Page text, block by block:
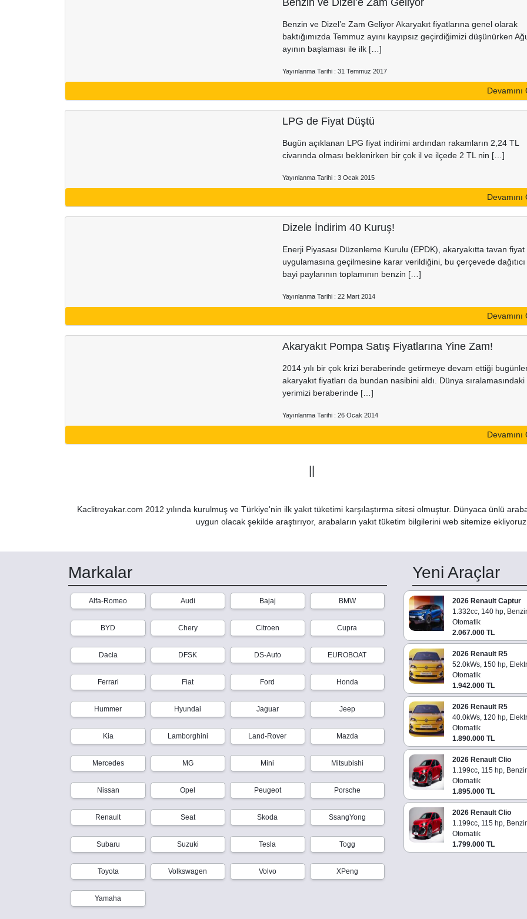
Benzin ve Dizel’e Zam Geliyor
Benzin ve Dizel’e Zam Geliyor Akaryakıt fiyatlarına genel olarak
baktığımızda Temmuz ayını kayıpsız geçirdiğimizi düşünürken
ayının başlaması ile ilk […]
Yayınlanma Tarihi : 31 Temmuz 2017
Devamını
LPG de Fiyat Düştü
Bugün açıklanan LPG fiyat indirimi ardından rakamların 2,24 TL
civarında olması beklenirken bir çok il ve ilçede 2 TL nin […]
Yayınlanma Tarihi : 3 Ocak 2015
Devamını
Dizele İndirim 40 Kuruş!
Enerji Piyasası Düzenleme Kurulu (EPDK), akaryakıtta tavan fiyat
uygulamasına geçilmesine karar verildiğini, bu çerçevede
bayi paylarının toplamının benzin […]
Yayınlanma Tarihi : 22 Mart 2014
Devamını
Akaryakıt Pompa Satış Fiyatlarına Yine Zam!
2014 yılı bir çok krizi beraberinde getirmeye devam ettiği
akaryakıt fiyatları da bundan nasibini aldı. Dünya sıralamasındaki
yerimizi beraberinde […]
Yayınlanma Tarihi : 26 Ocak 2014
Devamını
Kaclitreyakar.com 2012 yılında kurulmuş ve Türkiye'nin ilk yakıt tüketimi karşılaştırma sitesi olmuştur. Dünyaca ünlü
uygun olacak şekilde araştırıyor, arabaların yakıt tüketim bilgilerini web sitemize ekliyoruz.
Markalar
Alfa-Romeo Audi Bajaj BMW
BYD Chery Citroen Cupra
Dacia DFSK DS-Auto EUROBOAT
Ferrari Fiat Ford Honda
Hummer Hyundai Jaguar Jeep
Kia Lamborghini Land-Rover Mazda
Mercedes MG Mini Mitsubishi
Nissan Opel Peugeot Porsche
Renault Seat Skoda SsangYong
Subaru Suzuki Tesla Togg
Toyota Volkswagen Volvo XPeng
Yamaha
Yeni Araçlar
2026 Renault Captur
1.332cc, 140 hp,
Otomatik
2.067.000 TL
2026 Renault R5
52.0kWs, 150 hp,
Otomatik
1.942.000 TL
2026 Renault R5
40.0kWs, 120 hp,
Otomatik
1.890.000 TL
2026 Renault Clio
1.199cc, 115 hp,
Otomatik
1.895.000 TL
2026 Renault Clio
1.199cc, 115 hp,
Otomatik
1.799.000 TL